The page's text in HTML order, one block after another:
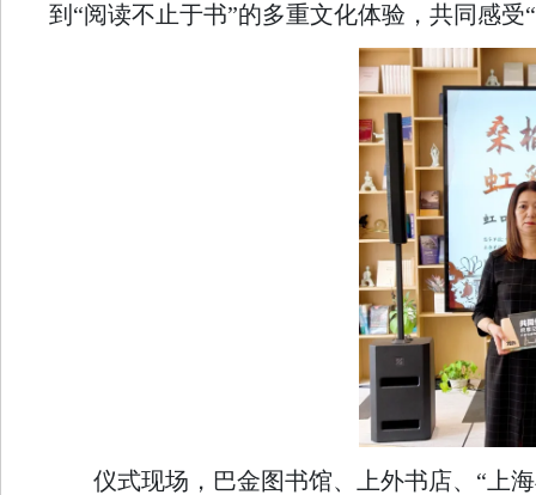
到“阅读不止于书”的多重文化体验，共同感
仪式现场，巴金图书馆、上外书店、“上